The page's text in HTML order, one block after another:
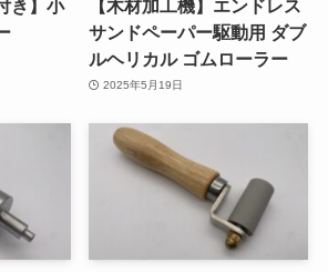
き】小
【木材加工機】エンドレス
サンドペーパー駆動用 ダブ
ルヘリカル ゴムローラー
2025年5月19日